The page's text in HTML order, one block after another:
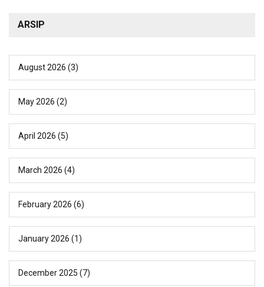
ARSIP
August 2026 (3)
May 2026 (2)
April 2026 (5)
March 2026 (4)
February 2026 (6)
January 2026 (1)
December 2025 (7)